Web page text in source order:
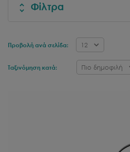
Φίλτρα
Προβολή ανά σελίδα: 12
Ταξινόμηση κατά: Πιο δημοφιλή